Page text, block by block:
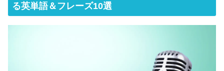
る英単語＆フレーズ10選